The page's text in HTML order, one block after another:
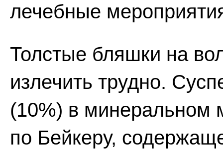
лечебные
Толстые бляшки на
излечить трудно.
(10%) в минеральном
по Бейкеру,